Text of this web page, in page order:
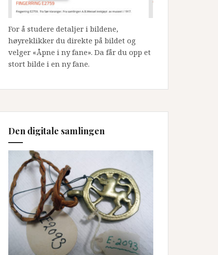
For å studere detaljer i bildene,
høyreklikker du direkte på bildet og
velger «Åpne i ny fane». Da får du opp et
stort bilde i en ny fane.
Den digitale samlingen